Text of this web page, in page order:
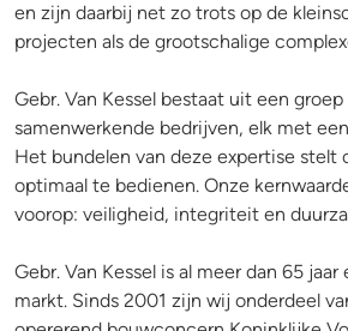
en zijn daarbij net zo trots op de
projecten als de grootschalige
Gebr. Van Kessel bestaat uit een
samenwerkende bedrijven, elk met
Het bundelen van deze expertise stelt
optimaal te bedienen. Onze
voorop: veiligheid, integriteit en
Gebr. Van Kessel is al meer dan 65
markt. Sinds 2001 zijn wij onderdeel